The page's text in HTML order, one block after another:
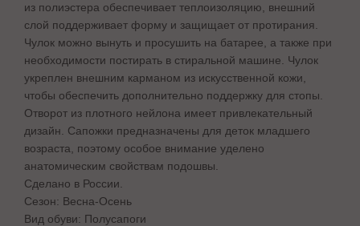
из полиэстера обеспечивает теплоизоляцию, внешний
слой поддерживает форму и защищает от протирания.
Чулок можно вынуть и просушить на батарее, а также при
необходимости постирать в стиральной машине. Чулок
укреплен внешним карманом из искусственной кожи,
чтобы обеспечить дополнительно поддержку для стопы.
Отворот из плотного нейлона имеет привлекательный
дизайн. Сапожки предназначены для деток младшего
возраста, поэтому особое внимание уделено
анатомическим свойствам подошвы.
Сделано в России.
Сезон: Весна-Осень
Вид обуви: Полусапоги